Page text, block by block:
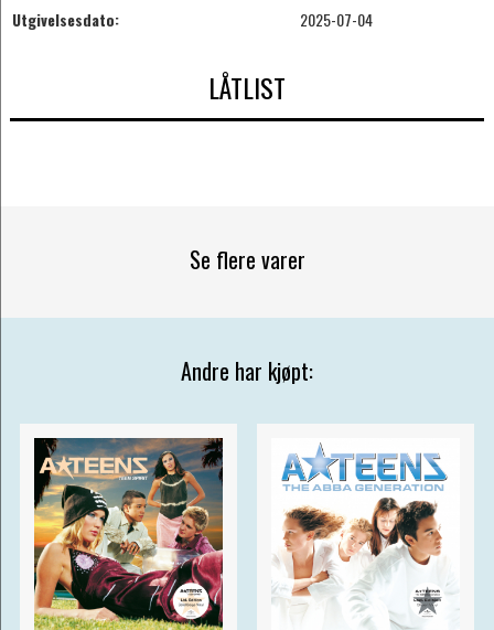
Utgivelsesdato:
2025-07-04
LÅTLIST
Se flere varer
Andre har kjøpt: